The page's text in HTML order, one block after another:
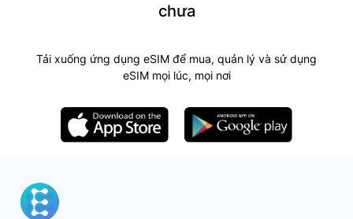
chưa
Tải xuống ứng dụng eSIM để mua, quản lý và sử dụng
eSIM mọi lúc, mọi nơi